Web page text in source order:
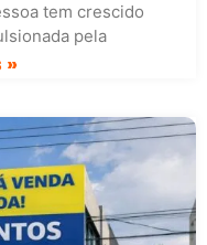
tem crescido
pela
»